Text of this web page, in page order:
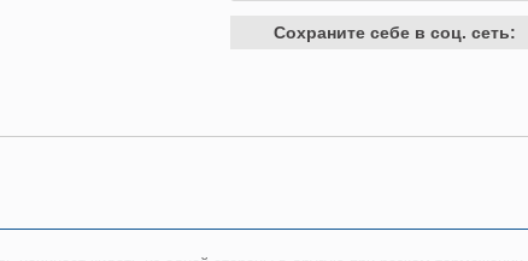
Сохраните себе в соц. сеть: